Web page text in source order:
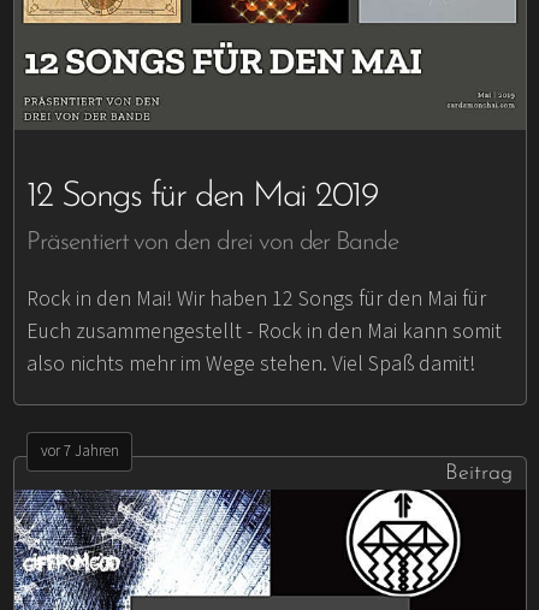
12 Songs für den Mai 2019
Präsentiert von den drei von der Bande
Rock in den Mai! Wir haben 12 Songs für den Mai für
Euch zusammengestellt - Rock in den Mai kann somit
also nichts mehr im Wege stehen. Viel Spaß damit!
vor 7 Jahren
Beitrag